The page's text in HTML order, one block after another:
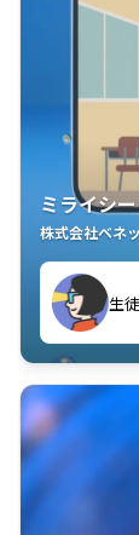
ミライシ
株式会社ベネ
生
教
こ